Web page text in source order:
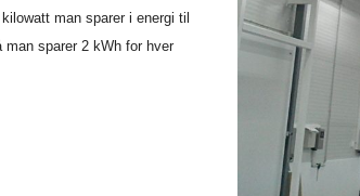
man sparer i energi til
sparer 2 kWh for hver